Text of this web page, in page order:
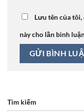
Lưu tên của
này cho lần bình
Tìm kiếm